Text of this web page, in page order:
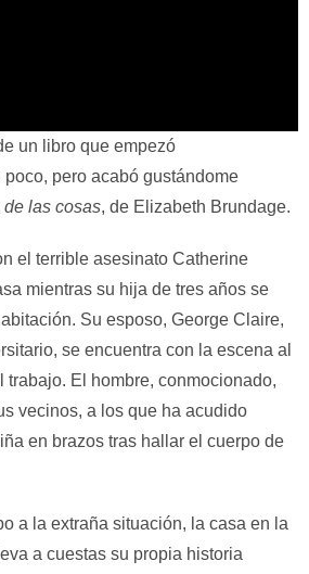
un libro que empezó
pero acabó gustándome
las cosas, de Elizabeth Brundage.
el terrible asesinato Catherine
mientras su hija de tres años se
Su esposo, George Claire,
se encuentra con la escena al
trabajo. El hombre, conmocionado,
vecinos, a los que ha acudido
en brazos tras hallar el cuerpo de
a la extraña situación, la casa en la
a cuestas su propia historia